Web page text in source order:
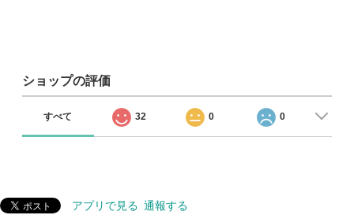
ショップの評価
すべて 32 0 0
アプリで見る 通報する